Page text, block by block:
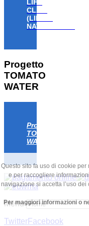
LIFE
CLAW
(LIFE18
NAT/IT/000806)
Progetto
TOMATO
WATER
Progetto
TOMATO
WATER
Menu
TwitterFacebook
Questo sito fa uso di cookie
e per raccogliere
navigazione si accetta l’uso
Per maggiori informazioni o